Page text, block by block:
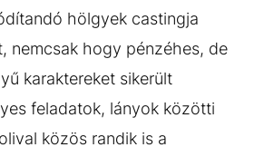
hölgyek castingja
nemcsak hogy pénzéhes, de
karaktereket sikerült
feladatok, lányok közötti
közös randik is a